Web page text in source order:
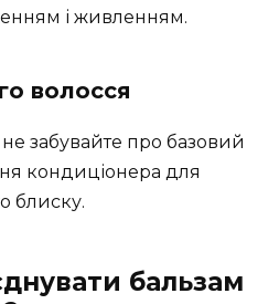
і живленням.
волосся
забувайте про базовий
кондиціонера для
блиску.
бальзам